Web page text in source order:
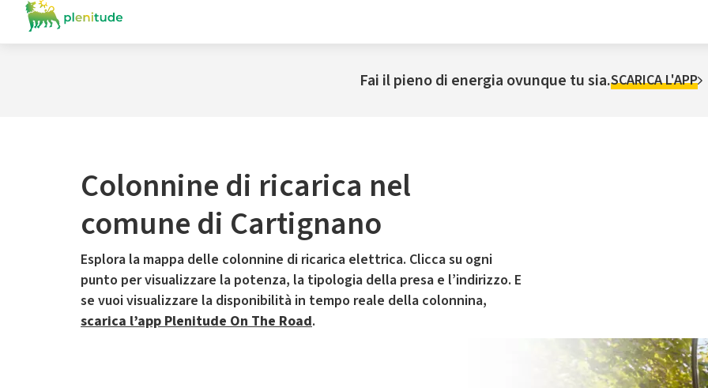
Fai il pieno di energia ovunque tu sia.SCARICA L'APP
Colonnine di ricarica nel
comune di Cartignano
Esplora la mappa delle colonnine di ricarica elettrica. Clicca su ogni
punto per visualizzare la potenza, la tipologia della presa e l’indirizzo. E
se vuoi visualizzare la disponibilità in tempo reale della colonnina,
scarica l’app Plenitude On The Road.